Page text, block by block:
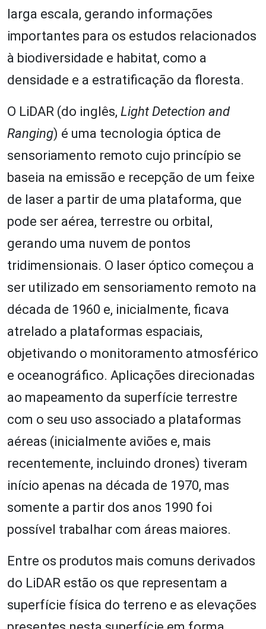
larga escala, gerando informações
importantes para os estudos relacionados
à biodiversidade e habitat, como a
densidade e a estratificação da floresta.
O LiDAR (do inglês, Light Detection and
Ranging) é uma tecnologia óptica de
sensoriamento remoto cujo princípio se
baseia na emissão e recepção de um feixe
de laser a partir de uma plataforma, que
pode ser aérea, terrestre ou orbital,
gerando uma nuvem de pontos
tridimensionais. O laser óptico começou a
ser utilizado em sensoriamento remoto na
década de 1960 e, inicialmente, ficava
atrelado a plataformas espaciais,
objetivando o monitoramento atmosférico
e oceanográfico. Aplicações direcionadas
ao mapeamento da superfície terrestre
com o seu uso associado a plataformas
aéreas (inicialmente aviões e, mais
recentemente, incluindo drones) tiveram
início apenas na década de 1970, mas
somente a partir dos anos 1990 foi
possível trabalhar com áreas maiores.
Entre os produtos mais comuns derivados
do LiDAR estão os que representam a
superfície física do terreno e as elevações